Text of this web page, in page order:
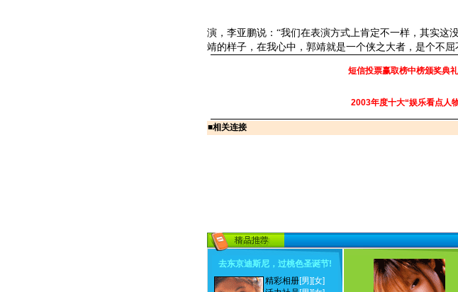
演，李亚鹏说：“我们在表演方式上肯定不一样，其实这
靖的样子，在我心中，郭靖就是一个侠之大者，是个不屈
短信投票赢取榜中榜颁奖典
2003年度十大“娱乐看点人
■相关连接
去东京迪斯尼，过桃色圣诞节!
精彩相册[男] [女]